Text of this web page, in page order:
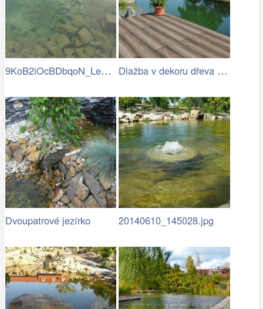
9KoB2iOcBDbqoN_LeD-v_BVRKRg-eH7a8vjtUp9… Dlažba v dekoru dřeva u zahradního…
Dvoupatrové jezírko 20140610_145028.jpg